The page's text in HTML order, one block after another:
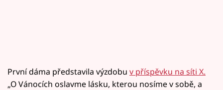
První dáma představila výzdobu v příspěvku na síti X.
„O Vánocích oslavme lásku, kterou nosíme v sobě, a